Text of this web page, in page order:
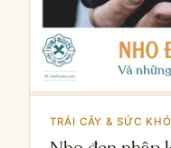
TRÁI CÂY & SỨC